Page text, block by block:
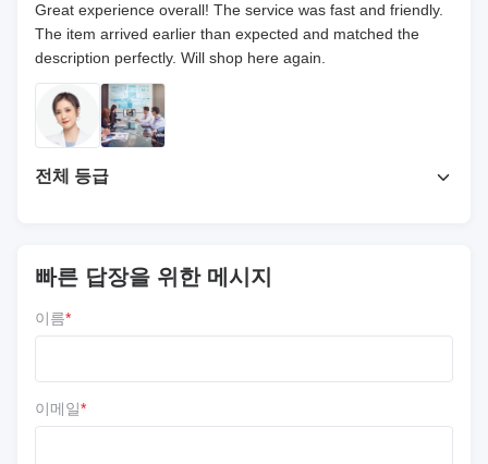
Great experience overall! The service was fast and friendly.
The item arrived earlier than expected and matched the
description perfectly. Will shop here again.
전체 등급
리뷰 를 작성 하십시오
3 ★
2 ★
0
빠른 답장을 위한 메시지
이름*
이메일*